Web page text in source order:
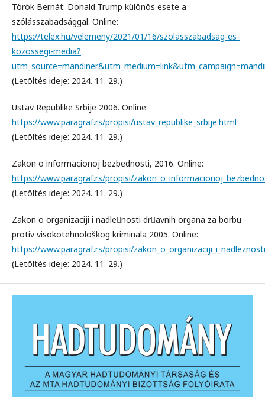
Török Bernát: Donald Trump különös esete a
szólásszabadsággal. Online:
https://telex.hu/velemeny/2021/01/16/szolasszabadsag-es-
kozossegi-media?
(Letöltés ideje: 2024. 11. 29.)
Ustav Republike Srbije 2006. Online:
https://www.paragraf.rs/propisi/ustav_republike_srbije.html
(Letöltés ideje: 2024. 11. 29.)
Zakon o informacionoj bezbednosti, 2016. Online:
https://www.paragraf.rs/propisi/
(Letöltés ideje: 2024. 11. 29.)
Zakon o organizaciji i nadle􀀁nosti dr􀀁avnih organa za borbu
protiv visokotehnološkog kriminala 2005. Online:
https://www.paragraf.rs/propisi/
(Letöltés ideje: 2024. 11. 29.)